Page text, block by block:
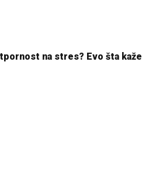
na stres? Evo šta kaže